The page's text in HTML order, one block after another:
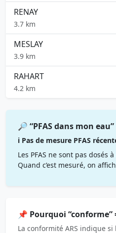
RENAY
3.7 km
MESLAY
3.9 km
RAHART
4.2 km
🔎 “PFAS dans mon eau”
ℹ️ Pas de mesure PFAS
Les PFAS ne sont pas dosés
Quand c’est mesuré, on
📌 Pourquoi “conforme”
La conformité ARS indique si